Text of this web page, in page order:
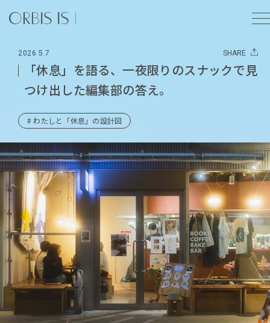
2026.5.7 SHARE
「休息」を語る、一夜限りのスナックで見
つけ出した編集部の答え。
# わたしと「休息」の設計図